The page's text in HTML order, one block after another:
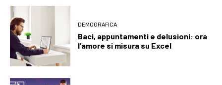
DEMOGRAFICA
Baci, appuntamenti e delusioni: ora
l’amore si misura su Excel